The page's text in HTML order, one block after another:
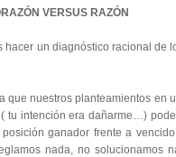
VERSUS RAZÓN
un diagnóstico racional
que nuestros planteamientos en
tu intención era dañarme…)
ganador frente a
nada, no